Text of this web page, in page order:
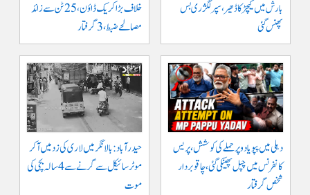
بارش میں کیچڑ کا ڈھیر، سپر لگژری بس
پھنس گئی
خلاف بڑا کریک ڈاؤن، 25 ٹن سے زائد
مصالحے ضبط، 3 گرفتار
دہلی میں پپو یادو پر حملے کی کوشش، پریس
کانفرنس میں چپل پھینکی گئی، چاقو بردار
شخص گرفتار
حیدرآباد: بالا نگر میں لاری کی زد میں آکر
موٹرسائیکل سے گرنے سے 4 سالہ بچی کی
موت